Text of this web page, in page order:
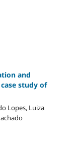
and
study of
Lopes, Luiza